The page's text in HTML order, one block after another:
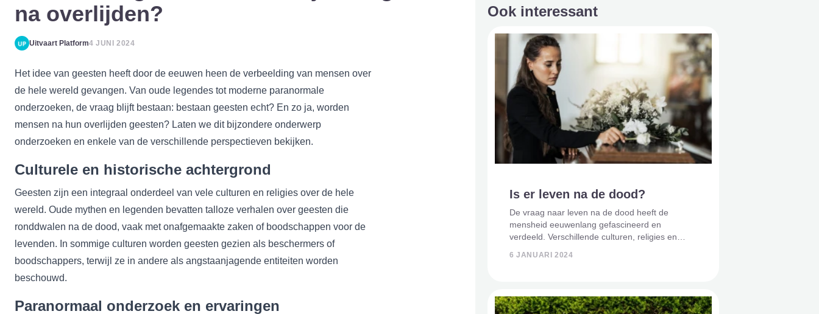
na overlijden?
Uitvaart Platform4 JUNI 2024
Het idee van geesten heeft door de eeuwen heen de verbeelding van mensen over
de hele wereld gevangen. Van oude legendes tot moderne paranormale
onderzoeken, de vraag blijft bestaan: bestaan geesten echt? En zo ja, worden
mensen na hun overlijden geesten? Laten we dit bijzondere onderwerp
onderzoeken en enkele van de verschillende perspectieven bekijken.
Culturele en historische achtergrond
Geesten zijn een integraal onderdeel van vele culturen en religies over de hele
wereld. Oude mythen en legenden bevatten talloze verhalen over geesten die
ronddwalen na de dood, vaak met onafgemaakte zaken of boodschappen voor de
levenden. In sommige culturen worden geesten gezien als beschermers of
boodschappers, terwijl ze in andere als angstaanjagende entiteiten worden
beschouwd.
Paranormaal onderzoek en ervaringen
Ook interessant
Is er leven na de dood?
De vraag naar leven na de dood heeft de
mensheid eeuwenlang gefascineerd en
verdeeld. Verschillende culturen, religies en
perspectieven op wat er gebeurt na het fysieke
6 JANUARI 2024